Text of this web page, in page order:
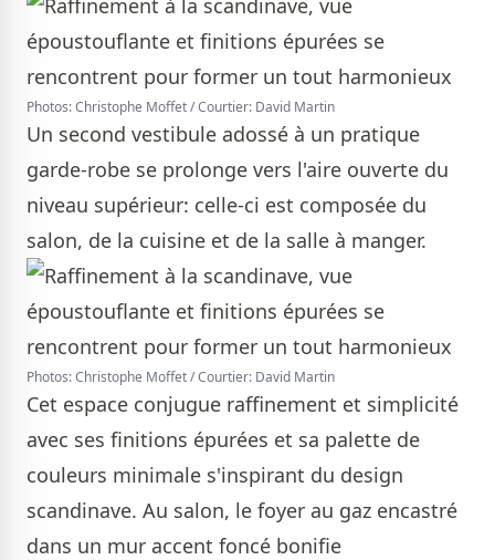
Photos: Christophe Moffet / Courtier: David Martin
Un second vestibule adossé à un pratique
garde-robe se prolonge vers l'aire ouverte du
niveau supérieur: celle-ci est composée du
salon, de la cuisine et de la salle à manger.
Photos: Christophe Moffet / Courtier: David Martin
Cet espace conjugue raffinement et simplicité
avec ses finitions épurées et sa palette de
couleurs minimale s'inspirant du design
scandinave. Au salon, le foyer au gaz encastré
dans un mur accent foncé bonifie